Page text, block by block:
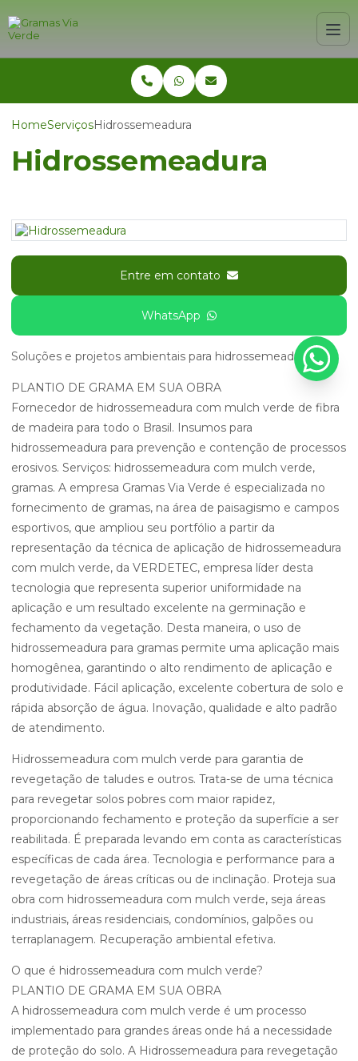
HomeServiçosHidrossemeadura
Hidrossemeadura
Entre em contato
WhatsApp
Soluções e projetos ambientais para hidrossemeadura
PLANTIO DE GRAMA EM SUA OBRA
Fornecedor de hidrossemeadura com mulch verde de fibra
de madeira para todo o Brasil. Insumos para
hidrossemeadura para prevenção e contenção de processos
erosivos. Serviços: hidrossemeadura com mulch verde,
gramas. A empresa Gramas Via Verde é especializada no
fornecimento de gramas, na área de paisagismo e campos
esportivos, que ampliou seu portfólio a partir da
representação da técnica de aplicação de hidrossemeadura
com mulch verde, da VERDETEC, empresa líder desta
tecnologia que representa superior uniformidade na
aplicação e um resultado excelente na germinação e
fechamento da vegetação. Desta maneira, o uso de
hidrossemeadura para gramas permite uma aplicação mais
homogênea, garantindo o alto rendimento de aplicação e
produtividade. Fácil aplicação, excelente cobertura de solo e
rápida absorção de água. Inovação, qualidade e alto padrão
de atendimento.
Hidrossemeadura com mulch verde para garantia de
revegetação de taludes e outros. Trata-se de uma técnica
para revegetar solos pobres com maior rapidez,
proporcionando fechamento e proteção da superfície a ser
reabilitada. É preparada levando em conta as características
específicas de cada área. Tecnologia e performance para a
revegetação de áreas críticas ou de inclinação. Proteja sua
obra com hidrossemeadura com mulch verde, seja áreas
industriais, áreas residenciais, condomínios, galpões ou
terraplanagem. Recuperação ambiental efetiva.
O que é hidrossemeadura com mulch verde?
PLANTIO DE GRAMA EM SUA OBRA
A hidrossemeadura com mulch verde é um processo
implementado para grandes áreas onde há a necessidade
de proteção do solo. A Hidrossemeadura para revegetação